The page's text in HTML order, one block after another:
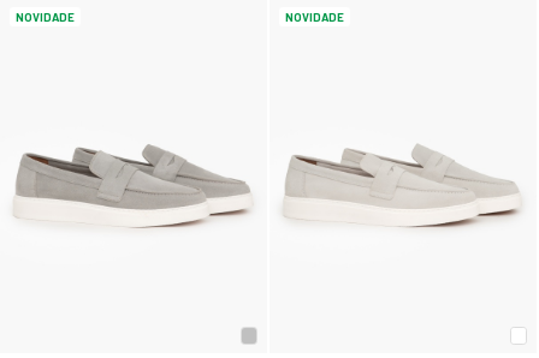
NOVIDADE NOVIDADE